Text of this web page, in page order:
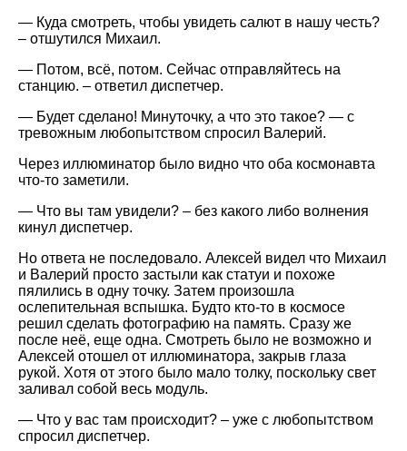
— Куда смотреть, чтобы увидеть салют в нашу честь?
– отшутился Михаил.
— Потом, всё, потом. Сейчас отправляйтесь на
станцию. – ответил диспетчер.
— Будет сделано! Минуточку, а что это такое? — с
тревожным любопытством спросил Валерий.
Через иллюминатор было видно что оба космонавта
что-то заметили.
— Что вы там увидели? – без какого либо волнения
кинул диспетчер.
Но ответа не последовало. Алексей видел что Михаил
и Валерий просто застыли как статуи и похоже
пялились в одну точку. Затем произошла
ослепительная вспышка. Будто кто-то в космосе
решил сделать фотографию на память. Сразу же
после неё, еще одна. Смотреть было не возможно и
Алексей отошел от иллюминатора, закрыв глаза
рукой. Хотя от этого было мало толку, поскольку свет
заливал собой весь модуль.
— Что у вас там происходит? – уже с любопытством
спросил диспетчер.